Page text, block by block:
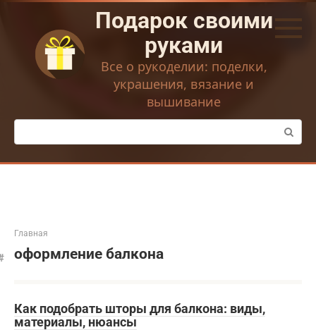
Перейти
контенту
Подарок своими
руками
Все о рукоделии: поделки,
украшения, вязание и
вышивание
Поиск:
Главная
оформление балкона
Как подобрать шторы для балкона: виды,
материалы, нюансы